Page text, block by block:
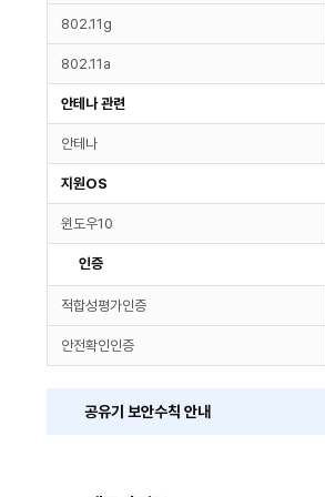
802.11g
802.11a
안테나 관련
안테나
지원OS
윈도우10
인증
적합성평가인증
안전확인인증
공유기 보안수칙 안내